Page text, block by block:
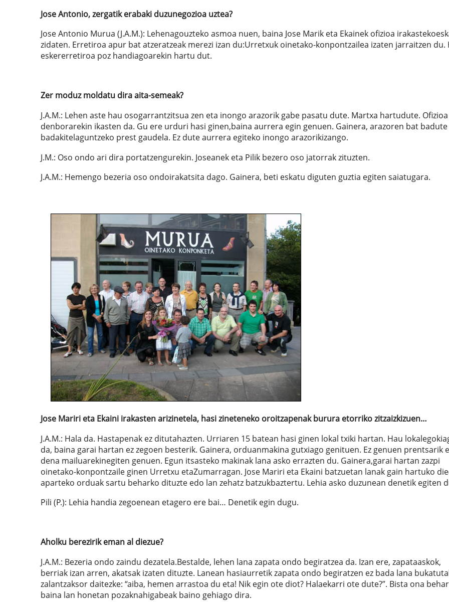
Jose Antonio, zergatik erabaki duzunegozioa uztea?
Jose Antonio Murua (J.A.M.): Lehenagouzteko asmoa nuen, baina Jose Marik eta Ekainek ofizioa
zidaten. Erretiroa apur bat atzeratzeak merezi izan du:Urretxuk oinetako-konpontzailea izaten jarraitzen du.
eskererretiroa poz handiagoarekin hartu dut.
Zer moduz moldatu dira aita-semeak?
J.A.M.: Lehen aste hau osogarrantzitsua zen eta inongo arazorik gabe pasatu dute. Martxa hartudute. Ofizioa
denborarekin ikasten da. Gu ere urduri hasi ginen,baina aurrera egin genuen. Gainera, arazoren bat badute
badakitelaguntzeko prest gaudela. Ez dute aurrera egiteko inongo arazorikizango.
J.M.: Oso ondo ari dira portatzengurekin. Joseanek eta Pilik bezero oso jatorrak zituzten.
J.A.M.: Hemengo bezeria oso ondoirakatsita dago. Gainera, beti eskatu diguten guztia egiten saiatugara.
Jose Mariri eta Ekaini irakasten arizinetela, hasi zineteneko oroitzapenak burura etorriko zitzaizkizuen…
J.A.M.: Hala da. Hastapenak ez ditutahazten. Urriaren 15 batean hasi ginen lokal txiki hartan. Hau
da, baina garai hartan ez zegoen besterik. Gainera, orduanmakina gutxiago genituen. Ez genuen prentsarik
dena mailuarekinegiten genuen. Egun itsasteko makinak lana asko errazten du. Gainera,garai hartan zazpi
oinetako-konpontzaile ginen Urretxu etaZumarragan. Jose Mariri eta Ekaini batzuetan lanak gain hartuko
aparteko orduak sartu beharko dituzte edo lan zehatz batzukbaztertu. Lehia asko duzunean denetik egiten
Pili (P.): Lehia handia zegoenean etagero ere bai… Denetik egin dugu.
Aholku berezirik eman al diezue?
J.A.M.: Bezeria ondo zaindu dezatela.Bestalde, lehen lana zapata ondo begiratzea da. Izan ere, zapataaskok,
berriak izan arren, akatsak izaten dituzte. Lanean hasiaurretik zapata ondo begiratzen ez bada lana
zalantzaksor daitezke: “aiba, hemen arrastoa du eta! Nik egin ote diot? Halaekarri ote dute?”. Bista ona
baina lan honetan pozaknahigabeak baino gehiago dira.